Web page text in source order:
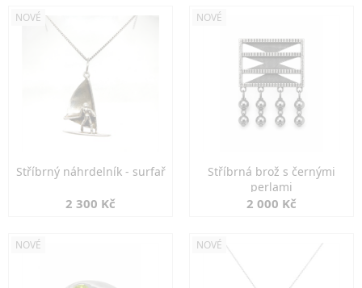
NOVÉ
Stříbrný náhrdelník - surfař
2 300 Kč
NOVÉ
Stříbrná brož s černými
perlami
2 000 Kč
NOVÉ NOVÉ